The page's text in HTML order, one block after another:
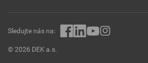
© 2026 DEK a.s.
Sledujte nás na: